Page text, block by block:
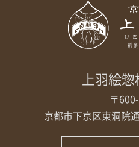
上羽絵
〒
京都市下京区東洞院